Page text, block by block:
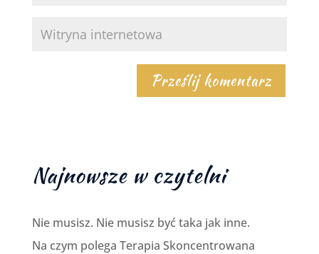
Najnowsze w czytelni
Nie musisz. Nie musisz być taka jak inne.
Na czym polega Terapia Skoncentrowana